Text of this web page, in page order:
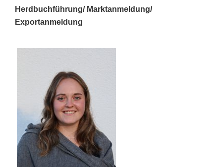
Herdbuchführung/ Marktanmeldung/
Exportanmeldung